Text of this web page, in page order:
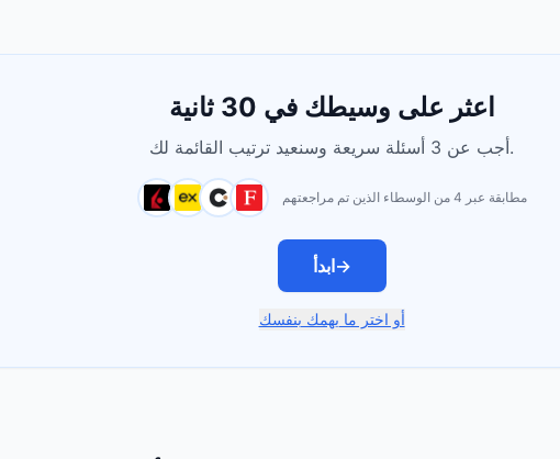
اعثر على وسيطك في 30 ثانية
أجب عن 3 أسئلة سريعة وسنعيد ترتيب القائمة لك.
مطابقة عبر 4 من الوسطاء الذين تم مراجعتهم
ابدأ→
أو اختر ما يهمك بنفسك